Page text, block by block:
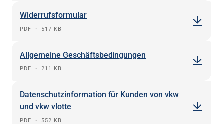
Widerrufsformular
PDF ・ 517 KB
Allgemeine Geschäftsbedingungen
PDF ・ 211 KB
Datenschutzinformation für Kunden von vkw
und vkw vlotte
PDF ・ 552 KB